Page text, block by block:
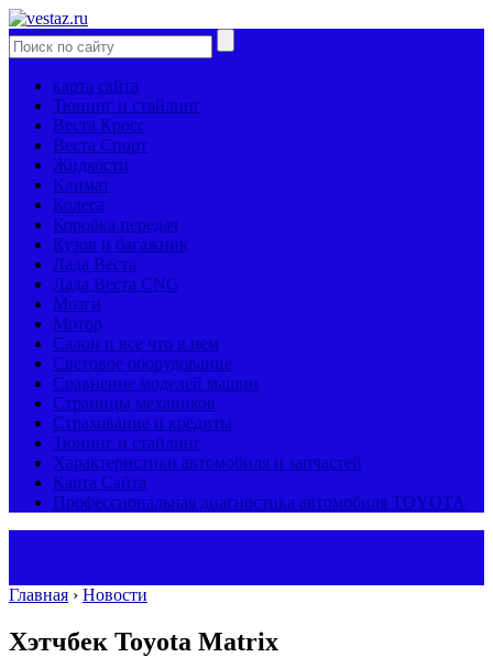
карта сайта
Тюнинг и стайлинг
Веста Кросс
Веста Спорт
Жидкости
Климат
Колеса
Коробка передач
Кузов и багажник
Лада Веста
Лада Веста CNG
Мозги
Мотор
Салон и все что в нем
Световое оборудование
Сравнение моделей машин
Страницы механиков
Страхование и кредиты
Тюнинг и стайлинг
Характеристики автомобиля и запчастей
Карта Сайта
Профессиональная диагностика автомобиля TOYOTA
Главная › Новости
Хэтчбек Toyota Matrix